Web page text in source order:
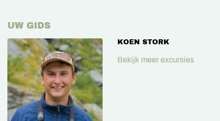
UW GIDS
KOEN STORK
Bekijk meer excursies